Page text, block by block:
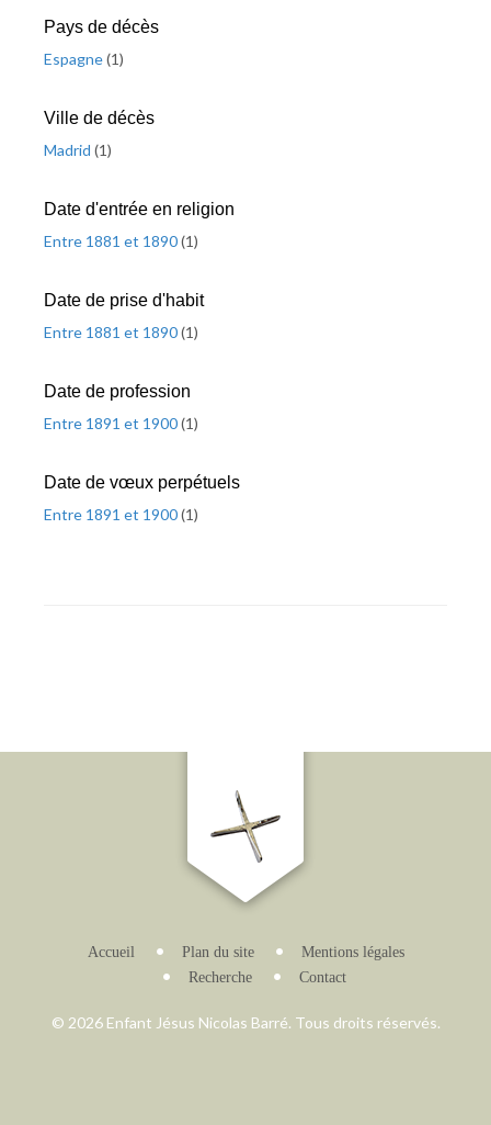
Pays de décès
Espagne(1)
Ville de décès
Madrid (1)
Date d'entrée en religion
Entre 1881 et 1890(1)
Date de prise d'habit
Entre 1881 et 1890(1)
Date de profession
Entre 1891 et 1900(1)
Date de vœux perpétuels
Entre 1891 et 1900(1)
Accueil Plan du site
Mentions légales
Recherche
Contact
© 2026 Enfant Jésus Nicolas Barré. Tous droits réservés.